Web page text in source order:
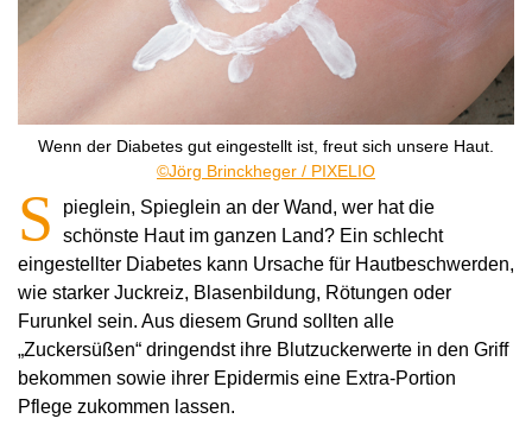
Wenn der Diabetes gut eingestellt ist, freut sich unsere Haut.
©Jörg Brinckheger / PIXELIO
S
pieglein, Spieglein an der Wand, wer hat die
schönste Haut im ganzen Land? Ein schlecht
eingestellter Diabetes kann Ursache für Hautbeschwerden,
wie starker Juckreiz, Blasenbildung, Rötungen oder
Furunkel sein. Aus diesem Grund sollten alle
„Zuckersüßen“ dringendst ihre Blutzuckerwerte in den Griff
bekommen sowie ihrer Epidermis eine Extra-Portion
Pflege zukommen lassen.